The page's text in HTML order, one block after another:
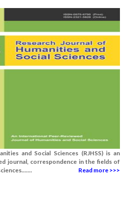
and Social Sciences (RJHSS) is an
journal, correspondence in the fields of
Read more >>>